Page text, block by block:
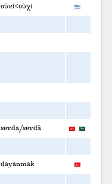
οὐκί<οὐχί
sevda/sevdā
dayanmak